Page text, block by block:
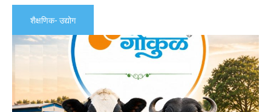
शैक्षणिक- उद्योग